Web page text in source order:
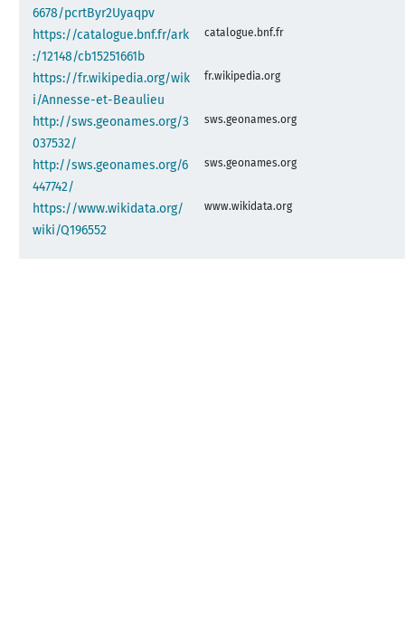
6678/pcrtByr2Uyaqpv
https://catalogue.bnf.fr/ark
:/12148/cb15251661b
catalogue.bnf.fr
https://fr.wikipedia.org/wik
i/Annesse-et-Beaulieu
fr.wikipedia.org
http://sws.geonames.org/3
037532/
sws.geonames.org
http://sws.geonames.org/6
447742/
sws.geonames.org
https://www.wikidata.org/
wiki/Q196552
www.wikidata.org